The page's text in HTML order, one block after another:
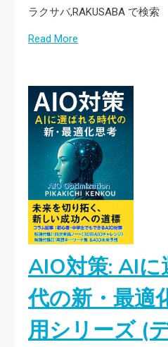
ラクサバ,RAKUSABA で検索
Read More
AIO対策: AI
代の新・最適
用シリーズ (